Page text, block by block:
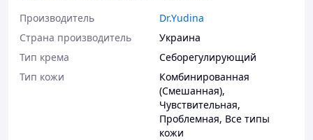
Производитель
Dr.Yudina
Страна производитель
Украина
Тип крема
Себорегулирующий
Тип кожи
Комбинированная
(Смешанная),
Чувствительная,
Проблемная, Все типы
кожи